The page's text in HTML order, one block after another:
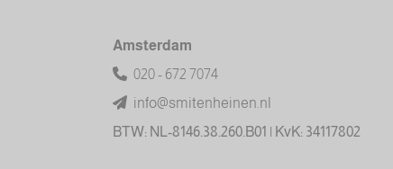
Amsterdam
020 - 672 7074
info@smitenheinen.nl
BTW: NL-8146.38.260.B01 | KvK: 34117802